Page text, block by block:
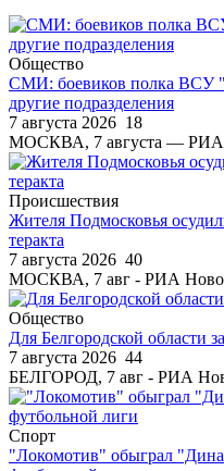
Общество
СМИ: боевиков полка ВСУ
другие подразделения
7 августа 2026 18
МОСКВА, 7 августа — РИА
Происшествия
Жителя Подмосковья
теракта
7 августа 2026 40
МОСКВА, 7 авг - РИА
Общество
Для Белгородской области
7 августа 2026 44
БЕЛГОРОД, 7 авг - РИА
Спорт
"Локомотив" обыграл